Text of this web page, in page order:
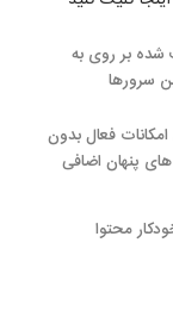
بر روی به
سرورها
فعال بدون
پنهان اضافی
محتوا